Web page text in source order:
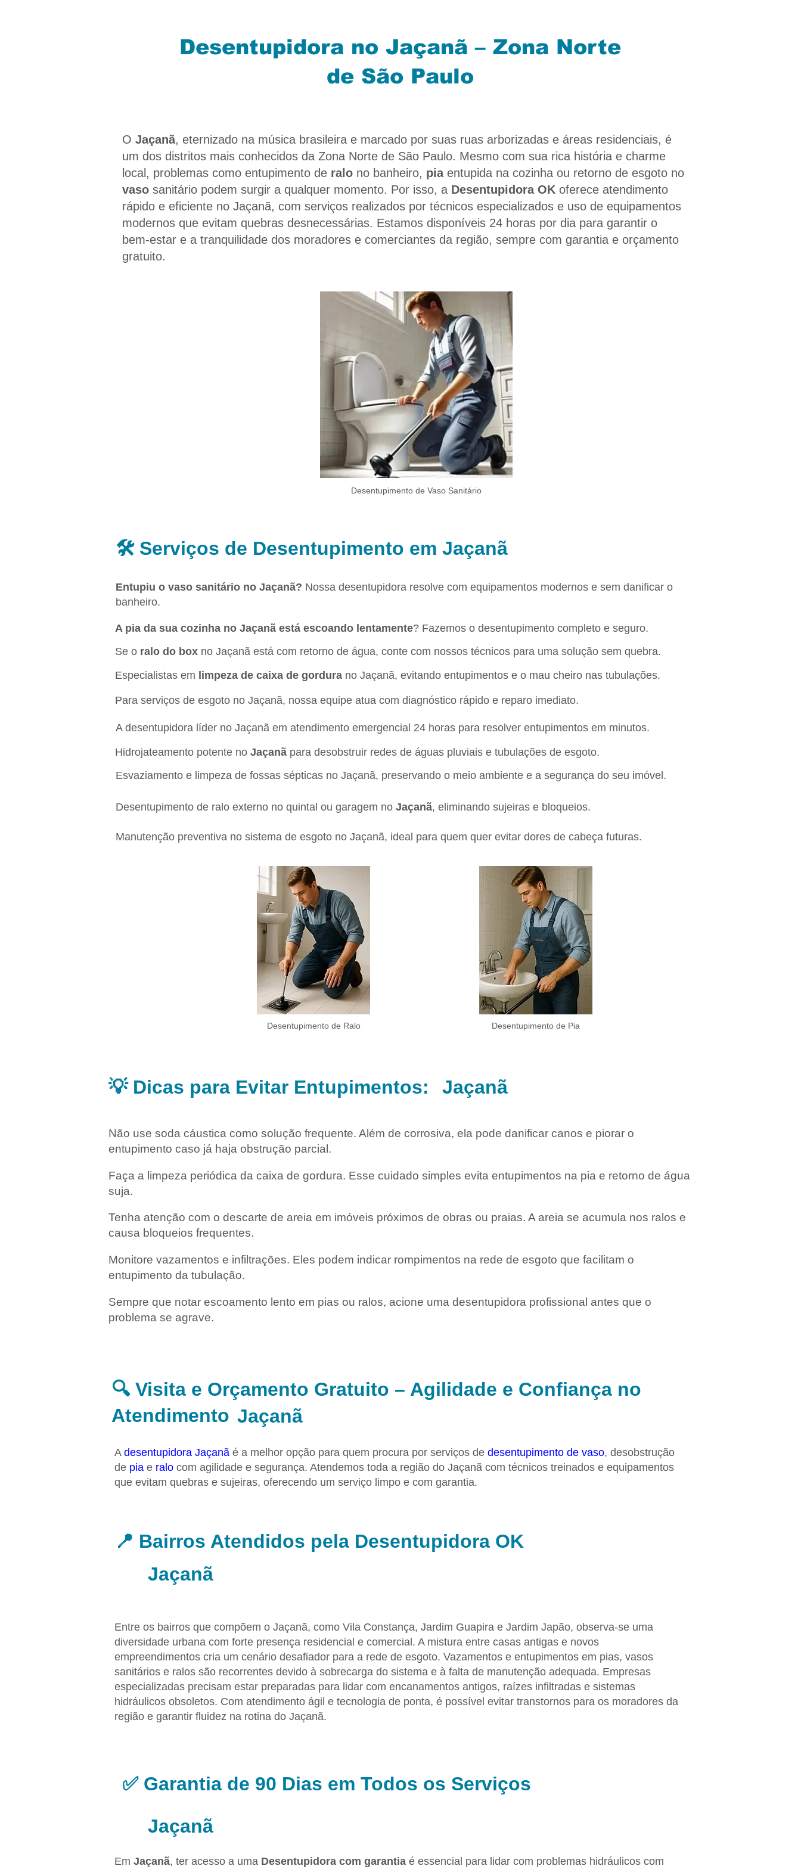
Desentupidora no Jaçanã – Zona Norte
de São Paulo
O Jaçanã, eternizado na música brasileira e marcado por suas ruas arborizadas e áreas residenciais, é
um dos distritos mais conhecidos da Zona Norte de São Paulo. Mesmo com sua rica história e charme
local, problemas como entupimento de ralo no banheiro, piaentupida na cozinha ou retorno de esgoto no
vaso sanitário podem surgir a qualquer momento. Por isso, a Desentupidora OK oferece atendimento
rápido e eficiente no Jaçanã, com serviços realizados por técnicos especializados e uso de equipamentos
modernos que evitam quebras desnecessárias. Estamos disponíveis 24 horas por dia para garantir o
bem-estar e a tranquilidade dos moradores e comerciantes da região, sempre com garantia e orçamento
gratuito.
Desentupimento de Vaso Sanitário
🛠️ Serviços de Desentupimento em Jaçanã
Entupiu o vaso sanitário no Jaçanã? Nossa desentupidora resolve com equipamentos modernos e sem danificar o
banheiro.
A pia da sua cozinha no Jaçanã está escoando lentamente? Fazemos o desentupimento completo e seguro.
Se o ralo do box no Jaçanã está com retorno de água, conte com nossos técnicos para uma solução sem quebra.
Especialistas em limpeza de caixa de gordura no Jaçanã, evitando entupimentos e o mau cheiro nas tubulações.
Para serviços de esgoto no Jaçanã, nossa equipe atua com diagnóstico rápido e reparo imediato.
A desentupidora líder no Jaçanã em atendimento emergencial 24 horas para resolver entupimentos em minutos.
Hidrojateamento potente no Jaçanã para desobstruir redes de águas pluviais e tubulações de esgoto.
Esvaziamento e limpeza de fossas sépticas no Jaçanã, preservando o meio ambiente e a segurança do seu imóvel.
Desentupimento de ralo externo no quintal ou garagem no Jaçanã, eliminando sujeiras e bloqueios.
Manutenção preventiva no sistema de esgoto no Jaçanã, ideal para quem quer evitar dores de cabeça futuras.
Desentupimento de Ralo Desentupimento de Pia
💡 Dicas para Evitar Entupimentos: Jaçanã
Não use soda cáustica como solução frequente. Além de corrosiva, ela pode danificar canos e piorar o
entupimento caso já haja obstrução parcial.
Faça a limpeza periódica da caixa de gordura. Esse cuidado simples evita entupimentos na pia e retorno de água
suja.
Tenha atenção com o descarte de areia em imóveis próximos de obras ou praias. A areia se acumula nos ralos e
causa bloqueios frequentes.
Monitore vazamentos e infiltrações. Eles podem indicar rompimentos na rede de esgoto que facilitam o
entupimento da tubulação.
Sempre que notar escoamento lento em pias ou ralos, acione uma desentupidora profissional antes que o
problema se agrave.
🔍 Visita e Orçamento Gratuito – Agilidade e Confiança no
Atendimento Jaçanã
A desentupidora Jaçanã é a melhor opção para quem procura por serviços de desentupimento de vaso, desobstrução
de pia e ralo com agilidade e segurança. Atendemos toda a região do Jaçanã com técnicos treinados e equipamentos
que evitam quebras e sujeiras, oferecendo um serviço limpo e com garantia.
📍 Bairros Atendidos pela Desentupidora OK
Jaçanã
Entre os bairros que compõem o Jaçanã, como Vila Constança, Jardim Guapira e Jardim Japão, observa-se uma
diversidade urbana com forte presença residencial e comercial. A mistura entre casas antigas e novos
empreendimentos cria um cenário desafiador para a rede de esgoto. Vazamentos e entupimentos em pias, vasos
sanitários e ralos são recorrentes devido à sobrecarga do sistema e à falta de manutenção adequada. Empresas
especializadas precisam estar preparadas para lidar com encanamentos antigos, raízes infiltradas e sistemas
hidráulicos obsoletos. Com atendimento ágil e tecnologia de ponta, é possível evitar transtornos para os moradores da
região e garantir fluidez na rotina do Jaçanã.
✅ Garantia de 90 Dias em Todos os Serviços
Jaçanã
Em Jaçanã, ter acesso a uma Desentupidora com garantia é essencial para lidar com problemas hidráulicos com